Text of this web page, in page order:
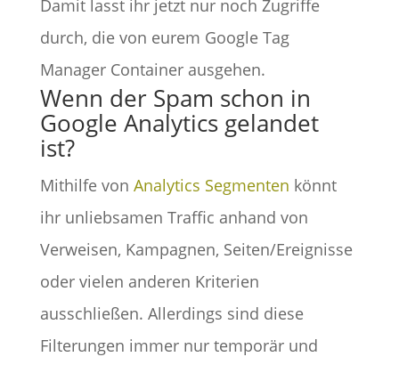
Damit lasst ihr jetzt nur noch Zugriffe
durch, die von eurem Google Tag
Manager Container ausgehen.
Wenn der Spam schon in
Google Analytics gelandet
ist?
Mithilfe von Analytics Segmenten könnt
ihr unliebsamen Traffic anhand von
Verweisen, Kampagnen, Seiten/Ereignisse
oder vielen anderen Kriterien
ausschließen. Allerdings sind diese
Filterungen immer nur temporär und